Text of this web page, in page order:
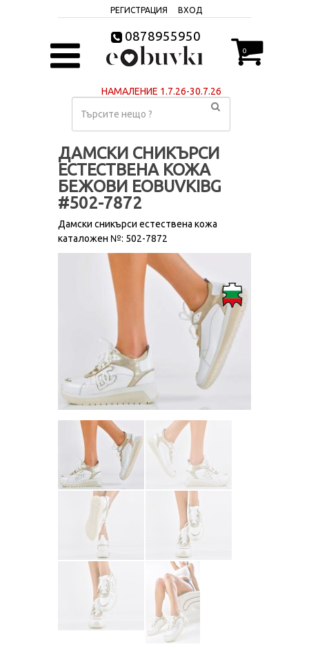
РЕГИСТРАЦИЯ ВХОД
0878955950
0
НАМАЛЕНИЕ 1.7.26-30.7.26
ДАМСКИ СНИКЪРСИ
ЕСТЕСТВЕНА КОЖА
БЕЖОВИ EOBUVKIBG
#502-7872
Дамски сникърси естествена кожа
каталожен №: 502-7872